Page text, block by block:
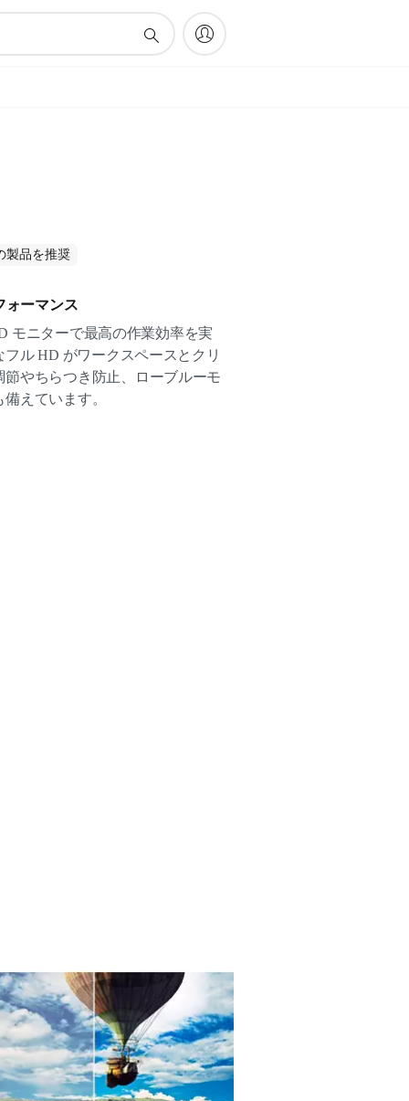
製品を推奨
ォーマンス
モニターで最高の作業効率を実
ル HD がワークスペースとクリ
やちらつき防止、ローブルーモ
えています。